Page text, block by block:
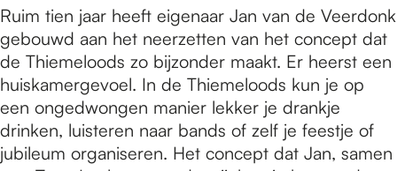
g
e
Ruim tien jaar heeft eigenaar Jan van de Veerdonk
gebouwd aan het neerzetten van het concept dat
de Thiemeloods zo bijzonder maakt. Er heerst een
huiskamergevoel. In de Thiemeloods kun je op
een ongedwongen manier lekker je drankje
drinken, luisteren naar bands of zelf je feestje of
jubileum organiseren. Het concept dat Jan, samen